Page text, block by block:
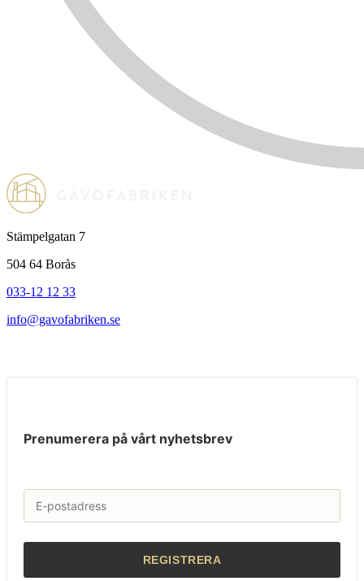
Stämpelgatan 7
504 64 Borås
033-12 12 33
info@gavofabriken.se
Prenumerera på vårt nyhetsbrev